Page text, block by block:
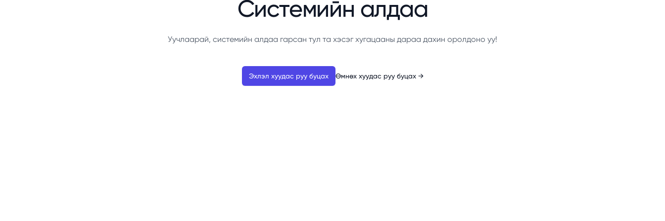
Системийн алдаа
Уучлаарай, системийн алдаа гарсан тул та хэсэг хугацааны дараа дахин оролдоно уу!
Эхлэл хуудас руу буцах Өмнөх хуудас руу буцах →